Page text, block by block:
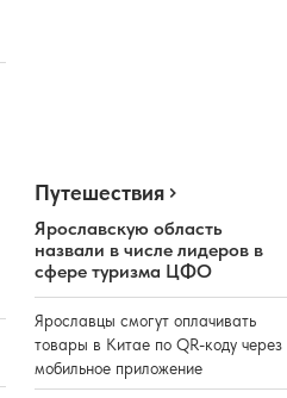
Путешествия
Ярославскую область
назвали в числе лидеров в
сфере туризма ЦФО
Ярославцы смогут оплачивать
товары в Китае по QR-коду через
мобильное приложение